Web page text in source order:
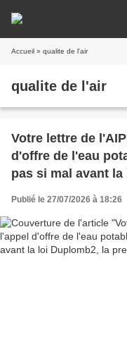
Accueil » qualite de l'air
qualite de l'air
Votre lettre de
d'offre de l'eau
pas si mal avant
rencontre de
Publié le 27/07/2026 à 18:26